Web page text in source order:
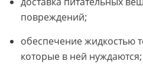
повреждений;
обеспечение жидкостью
которые в ней нуждаются;